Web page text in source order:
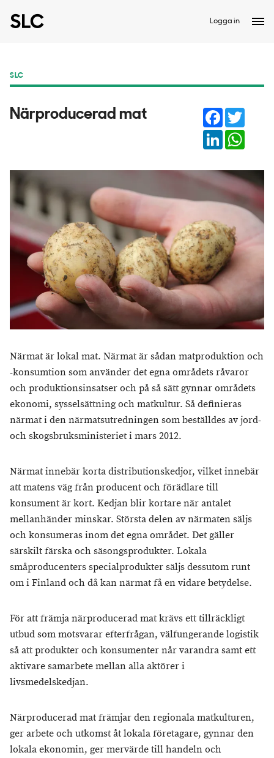
Logga in
SLC
Närproducerad mat Facebook
LinkedIn
Närmat är lokal mat. Närmat är sådan matproduktion och
-konsumtion som använder det egna områdets råvaror
och produktionsinsatser och på så sätt gynnar områdets
ekonomi, sysselsättning och matkultur. Så definieras
närmat i den närmatsutredningen som beställdes av jord-
och skogsbruksministeriet i mars 2012.
Närmat innebär korta distributionskedjor, vilket innebär
att matens väg från producent och förädlare till
konsument är kort. Kedjan blir kortare när antalet
mellanhänder minskar. Största delen av närmaten säljs
och konsumeras inom det egna området. Det gäller
särskilt färska och säsongsprodukter. Lokala
småproducenters specialprodukter säljs dessutom runt
om i Finland och då kan närmat få en vidare betydelse.
För att främja närproducerad mat krävs ett tillräckligt
utbud som motsvarar efterfrågan, välfungerande logistik
så att produkter och konsumenter når varandra samt ett
aktivare samarbete mellan alla aktörer i
livsmedelskedjan.
Närproducerad mat främjar den regionala matkulturen,
ger arbete och utkomst åt lokala företagare, gynnar den
lokala ekonomin, ger mervärde till handeln och